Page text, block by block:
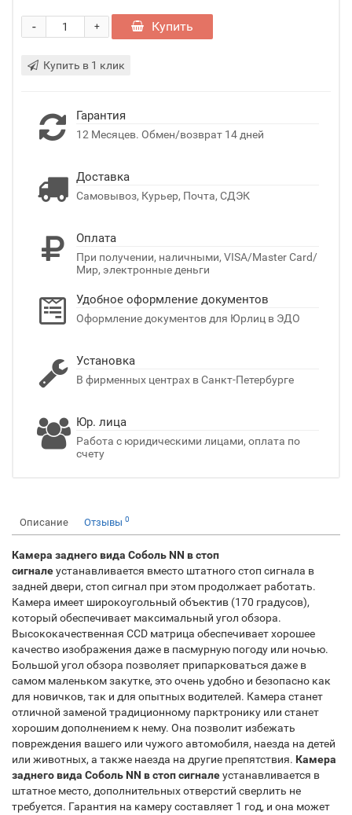
+
- Купить
Купить в 1 клик
Гарантия
12 Месяцев. Обмен/возврат 14 дней
Доставка
Самовывоз, Курьер, Почта, СДЭК
Оплата
При получении, наличными, VISA/Master Card/
Мир, электронные деньги
Удобное оформление документов
Оформление документов для Юрлиц в ЭДО
Установка
В фирменных центрах в Санкт-Петербурге
Юр. лица
Работа с юридическими лицами, оплата по
счету
Описание Отзывы 0
Камера заднего вида Соболь NN в стоп
сигналеустанавливается вместо штатного стоп сигнала в
задней двери, стоп сигнал при этом продолжает работать.
Камера имеет широкоугольный объектив (170 градусов),
который обеспечивает максимальный угол обзора.
Высококачественная CCD матрица обеспечивает хорошее
качество изображения даже в пасмурную погоду или ночью.
Большой угол обзора позволяет припарковаться даже в
самом маленьком закутке, это очень удобно и безопасно как
для новичков, так и для опытных водителей. Камера станет
отличной заменой традиционному парктронику или станет
хорошим дополнением к нему. Она позволит избежать
повреждения вашего или чужого автомобиля, наезда на детей
или животных, а также наезда на другие препятствия. Камера
заднего вида Соболь NN в стоп сигналеустанавливается в
штатное место, дополнительных отверстий сверлить не
требуется. Гарантия на камеру составляет 1 год, и она может